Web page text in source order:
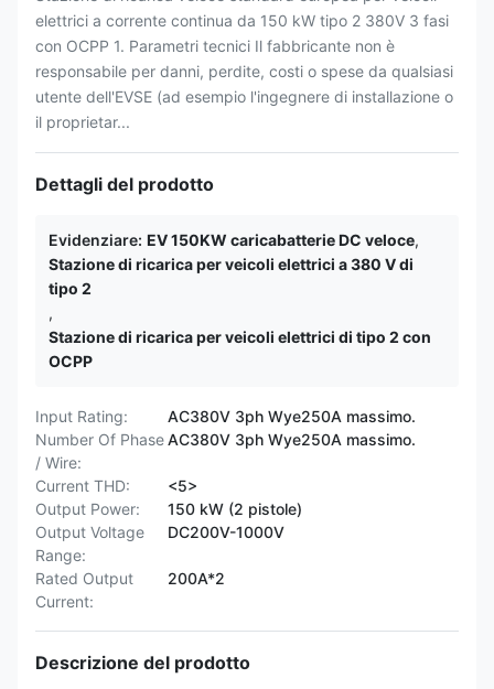
elettrici a corrente continua da 150 kW tipo 2 380V 3 fasi
con OCPP 1. Parametri tecnici Il fabbricante non è
responsabile per danni, perdite, costi o spese da qualsiasi
utente dell'EVSE (ad esempio l'ingegnere di installazione o
il proprietar...
Dettagli del prodotto
Evidenziare: EV 150KW caricabatterie DC veloce,
Stazione di ricarica per veicoli elettrici a 380 V di
tipo 2
,
Stazione di ricarica per veicoli elettrici di tipo 2 con
OCPP
Input Rating:
AC380V 3ph Wye250A massimo.
Number Of Phase
/ Wire:
AC380V 3ph Wye250A massimo.
Current THD:
<5>
Output Power:
150 kW (2 pistole)
Output Voltage
Range:
DC200V-1000V
Rated Output
Current:
200A*2
Descrizione del prodotto